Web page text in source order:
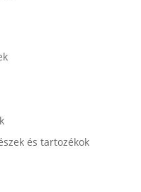
és tartozékok